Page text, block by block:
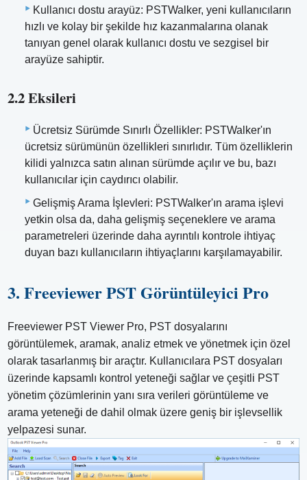
Kullanıcı dostu arayüz: PSTWalker, yeni kullanıcıların
hızlı ve kolay bir şekilde hız kazanmalarına olanak
tanıyan genel olarak kullanıcı dostu ve sezgisel bir
arayüze sahiptir.
2.2 Eksileri
Ücretsiz Sürümde Sınırlı Özellikler: PSTWalker'ın
ücretsiz sürümünün özellikleri sınırlıdır. Tüm özelliklerin
kilidi yalnızca satın alınan sürümde açılır ve bu, bazı
kullanıcılar için caydırıcı olabilir.
Gelişmiş Arama İşlevleri: PSTWalker'ın arama işlevi
yetkin olsa da, daha gelişmiş seçeneklere ve arama
parametreleri üzerinde daha ayrıntılı kontrole ihtiyaç
duyan bazı kullanıcıların ihtiyaçlarını karşılamayabilir.
3. Freeviewer PST Görüntüleyici Pro
Freeviewer PST Viewer Pro, PST dosyalarını
görüntülemek, aramak, analiz etmek ve yönetmek için özel
olarak tasarlanmış bir araçtır. Kullanıcılara PST dosyaları
üzerinde kapsamlı kontrol yeteneği sağlar ve çeşitli PST
yönetim çözümlerinin yanı sıra verileri görüntüleme ve
arama yeteneği de dahil olmak üzere geniş bir işlevsellik
yelpazesi sunar.